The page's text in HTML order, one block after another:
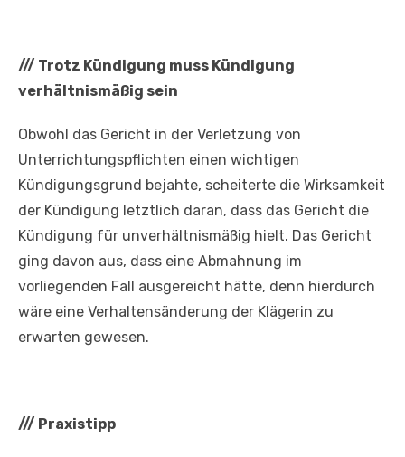
/// Trotz Kündigung muss Kündigung
verhältnismäßig sein
Obwohl das Gericht in der Verletzung von
Unterrichtungspflichten einen wichtigen
Kündigungsgrund bejahte, scheiterte die Wirksamkeit
der Kündigung letztlich daran, dass das Gericht die
Kündigung für unverhältnismäßig hielt. Das Gericht
ging davon aus, dass eine Abmahnung im
vorliegenden Fall ausgereicht hätte, denn hierdurch
wäre eine Verhaltensänderung der Klägerin zu
erwarten gewesen.
/// Praxistipp